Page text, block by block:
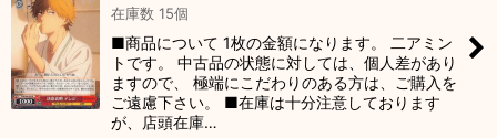
在庫数 15個
■商品について 1枚の金額になります。 二アミン
トです。 中古品の状態に対しては、個人差があり
ますので、 極端にこだわりのある方は、ご購入を
ご遠慮下さい。 ■在庫は十分注意しております
が、店頭在庫…